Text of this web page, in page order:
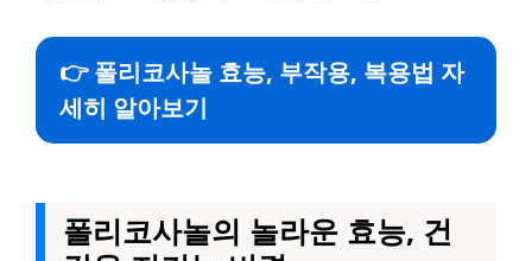
👉 폴리코사놀 효능, 부작용, 복용법 자
세히 알아보기
폴리코사놀의 놀라운 효능, 건